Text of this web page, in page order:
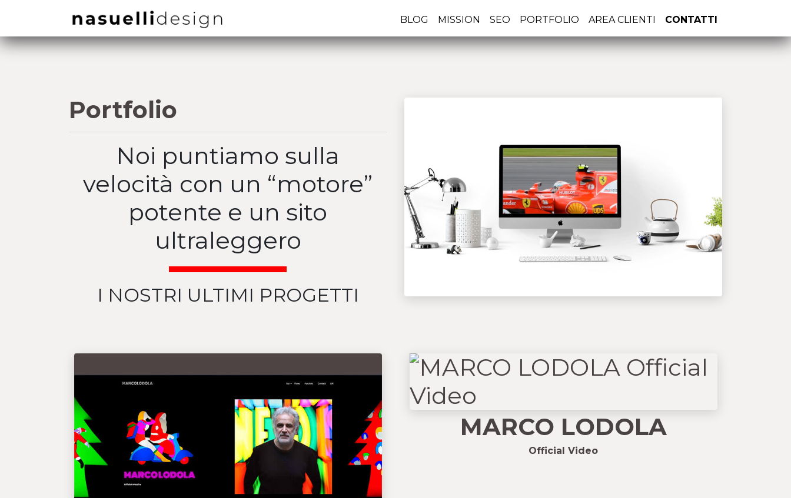
BLOG MISSION SEO PORTFOLIO AREA CLIENTI CONTATTI
Portfolio
Noi puntiamo sulla
velocità con un “motore”
potente e un sito
ultraleggero
I NOSTRI ULTIMI PROGETTI
MARCO LODOLA
Official Video